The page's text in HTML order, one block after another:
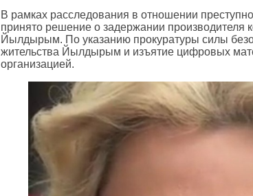
В рамках расследования в отношении
принято решение о задержании производителя
Йылдырым. По указанию прокуратуры силы
жительства Йылдырым и изъятие цифровых
организацией.